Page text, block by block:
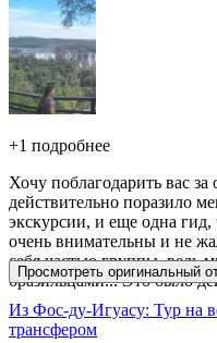
+1 подробнее
Хочу поблагодарить вас за
действительно поразило
экскурсии, и еще одна
очень внимательны и не
себя частью группы, ведь
бразильцами... Это было
Просмотреть оригинальный
Из Фос-ду-Игуасу: Тур на
трансфером